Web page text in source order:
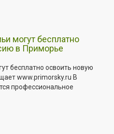
могут бесплатно
в Приморье
бесплатно освоить новую
www.primorsky.ru В
профессиональное